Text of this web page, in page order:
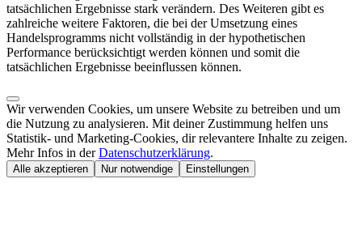
tatsächlichen Ergebnisse stark verändern. Des Weiteren gibt es
zahlreiche weitere Faktoren, die bei der Umsetzung eines
Handelsprogramms nicht vollständig in der hypothetischen
Performance berücksichtigt werden können und somit die
tatsächlichen Ergebnisse beeinflussen können.
Wir verwenden Cookies, um unsere Website zu betreiben und um
die Nutzung zu analysieren. Mit deiner Zustimmung helfen uns
Statistik- und Marketing-Cookies, dir relevantere Inhalte zu zeigen.
Mehr Infos in derDatenschutzerklärung.
Alle akzeptieren Nur notwendige Einstellungen